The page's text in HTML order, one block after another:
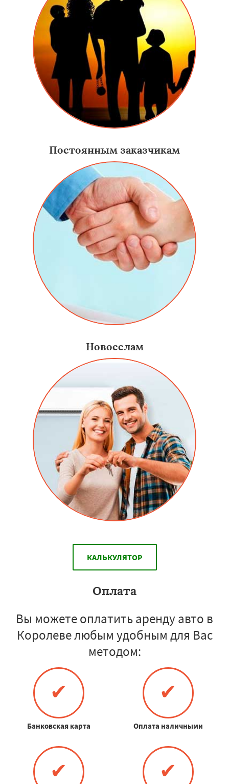
Постоянным заказчикам
Новоселам
КАЛЬКУЛЯТОР
Оплата
Вы можете оплатить аренду авто в
Королеве любым удобным для Вас
методом:
✔
Банковская карта
✔
Оплата наличными
✔ ✔